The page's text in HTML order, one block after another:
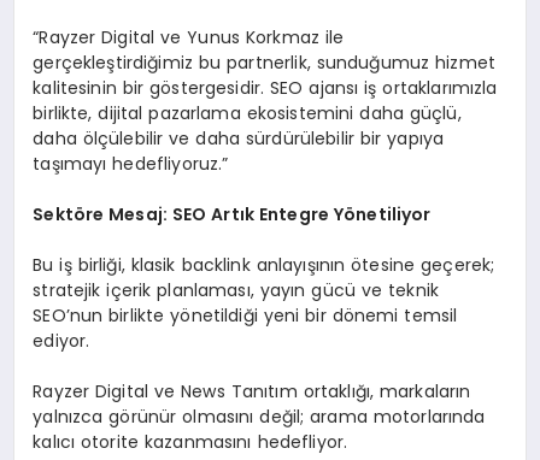
“Rayzer Digital ve Yunus Korkmaz ile
gerçekleştirdiğimiz bu partnerlik, sunduğumuz hizmet
kalitesinin bir göstergesidir. SEO ajansı iş ortaklarımızla
birlikte, dijital pazarlama ekosistemini daha güçlü,
daha ölçülebilir ve daha sürdürülebilir bir yapıya
taşımayı hedefliyoruz.”
Sektöre Mesaj: SEO Artık Entegre Yönetiliyor
Bu iş birliği, klasik backlink anlayışının ötesine geçerek;
stratejik içerik planlaması, yayın gücü ve teknik
SEO’nun birlikte yönetildiği yeni bir dönemi temsil
ediyor.
Rayzer Digital ve News Tanıtım ortaklığı, markaların
yalnızca görünür olmasını değil; arama motorlarında
kalıcı otorite kazanmasını hedefliyor.